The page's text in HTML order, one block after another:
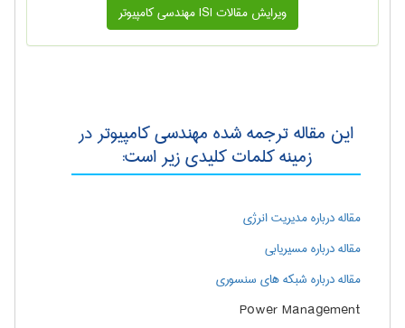
ویرایش مقالات ISI مهندسی كامپيوتر
این مقاله ترجمه شده مهندسی كامپيوتر در
زمینه کلمات کلیدی زیر است:
مقاله درباره مدیریت انرژی
مقاله درباره مسیریابی
مقاله درباره شبکه های سنسوری
Power Management